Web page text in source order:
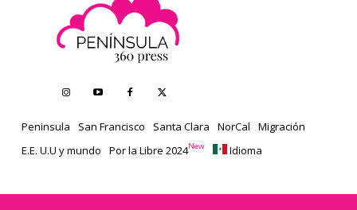
Peninsula San Francisco Santa Clara NorCal
Migración
E.E. U.U y mundo
Por la Libre 2024New Idioma